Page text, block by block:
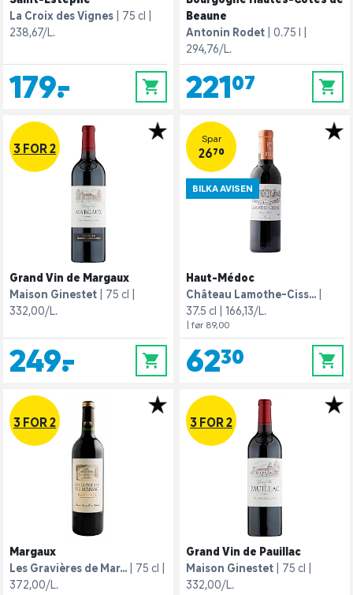
La Croix des Vignes
75 cl
238,67/L.
179,- 0
Beaune
Antonin Rodet
0.75 l
294,76/L.
221,07 0
3 FOR 2
Grand Vin de Margaux
Maison Ginestet
75 cl
332,00/L.
249,- 0
Spar
26,70
BILKA AVISEN
Haut-Médoc
Château Lamothe-Ciss...
37.5 cl
166,13/L.
| før 89,00
62,30 0
3 FOR 2
Margaux
Les Gravières de Mar...
75 cl
372,00/L.
3 FOR 2
Grand Vin de Pauillac
Maison Ginestet
75 cl
332,00/L.